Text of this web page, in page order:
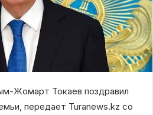
Жомарт Токаев поздравил
передает Turanews.kz со